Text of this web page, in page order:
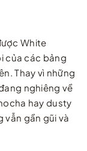
White
của các bảng
Thay vì những
nghiêng về
hay dusty
vẫn gần gũi và